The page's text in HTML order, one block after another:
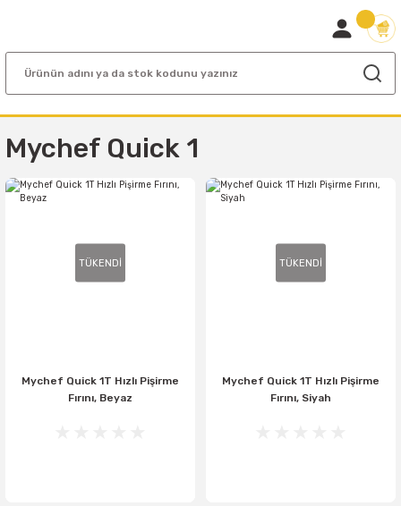
Mychef Quick 1
TÜKENDİ
Mychef Quick 1T Hızlı Pişirme
Fırını, Beyaz
TÜKENDİ
Mychef Quick 1T Hızlı Pişirme
Fırını, Siyah